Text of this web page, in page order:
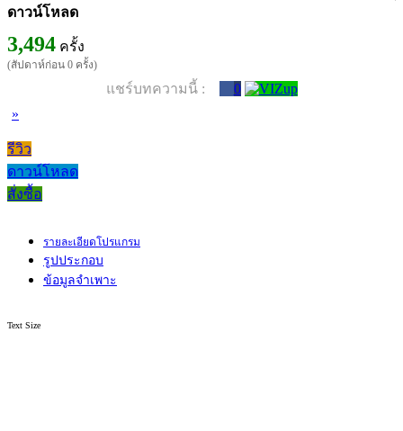
ดาวน์โหลด
3,494 ครั้ง
(สัปดาห์ก่อน 0 ครั้ง)
แชร์บทความนี้ :
0
»
รีวิว
ดาวน์โหลด
สั่งซื้อ
รายละเอียดโปรแกรม
รูปประกอบ
ข้อมูลจำเพาะ
Text Size